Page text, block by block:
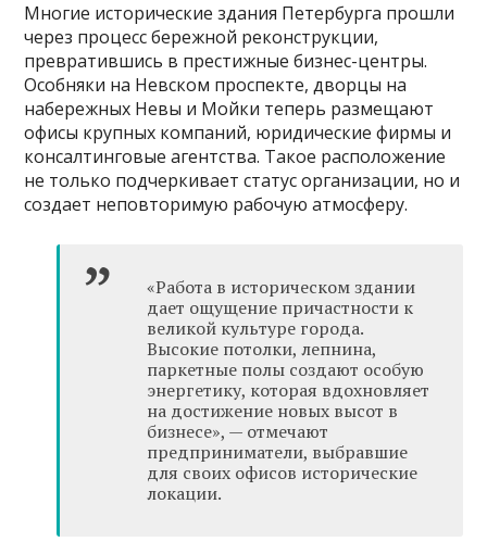
Многие исторические здания Петербурга прошли
через процесс бережной реконструкции,
превратившись в престижные бизнес-центры.
Особняки на Невском проспекте, дворцы на
набережных Невы и Мойки теперь размещают
офисы крупных компаний, юридические фирмы и
консалтинговые агентства. Такое расположение
не только подчеркивает статус организации, но и
создает неповторимую рабочую атмосферу.
«Работа в историческом здании
дает ощущение причастности к
великой культуре города.
Высокие потолки, лепнина,
паркетные полы создают особую
энергетику, которая вдохновляет
на достижение новых высот в
бизнесе», — отмечают
предприниматели, выбравшие
для своих офисов исторические
локации.